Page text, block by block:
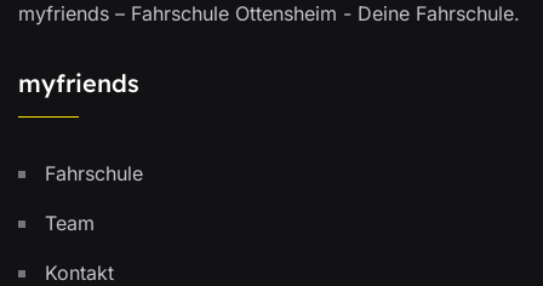
myfriends – Fahrschule Ottensheim - Deine Fahrschule.
myfriends
Fahrschule
Team
Kontakt